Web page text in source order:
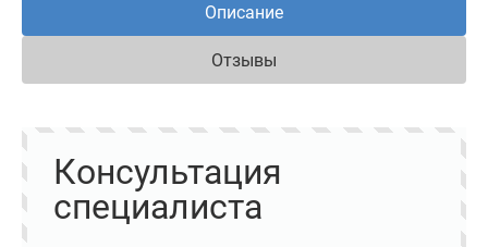
Описание
Отзывы
Консультация
специалиста